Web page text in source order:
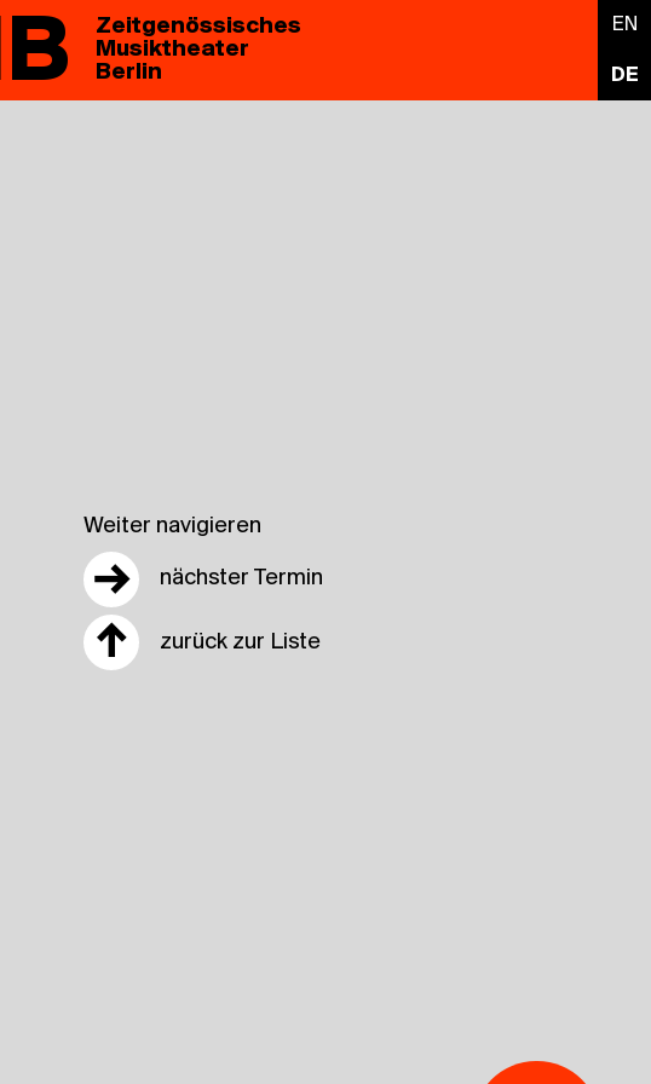
EN
DE
Zeitgenössisches
Musiktheater
Berlin
Weiter navigieren
→ nächster Termin
↑ zurück zur Liste